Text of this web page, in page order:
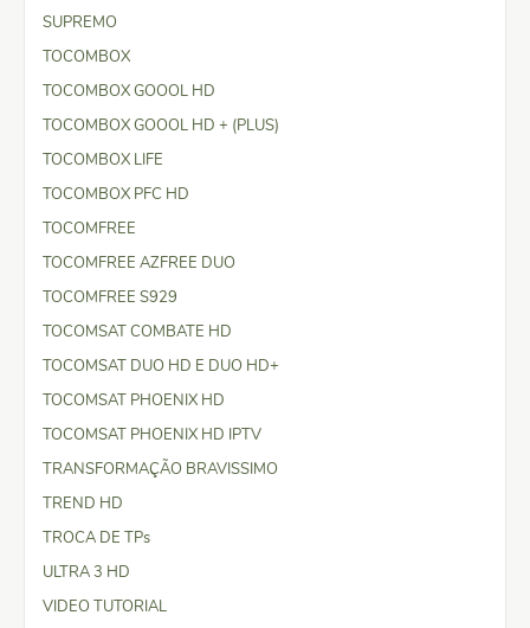
SUPREMO
TOCOMBOX
TOCOMBOX GOOOL HD
TOCOMBOX GOOOL HD + (PLUS)
TOCOMBOX LIFE
TOCOMBOX PFC HD
TOCOMFREE
TOCOMFREE AZFREE DUO
TOCOMFREE S929
TOCOMSAT COMBATE HD
TOCOMSAT DUO HD E DUO HD+
TOCOMSAT PHOENIX HD
TOCOMSAT PHOENIX HD IPTV
TRANSFORMAÇÃO BRAVISSIMO
TREND HD
TROCA DE TPs
ULTRA 3 HD
VIDEO TUTORIAL